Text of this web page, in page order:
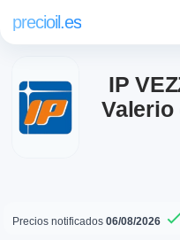
precioil.es
IP
Valerio
Precios notificados06/08/2026